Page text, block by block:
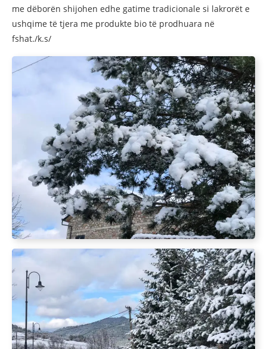
me dëborën shijohen edhe gatime tradicionale si lakrorët e
ushqime të tjera me produkte bio të prodhuara në
fshat./k.s/